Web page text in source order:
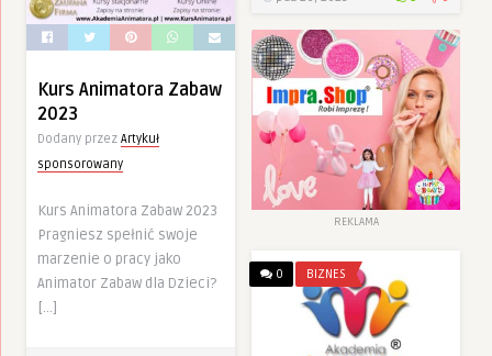
Kurs Animatora Zabaw
2023
Dodany przez Artykuł
sponsorowany
Kurs Animatora Zabaw 2023
Pragniesz spełnić swoje
marzenie o pracy jako
Animator Zabaw dla Dzieci?
[…]
REKLAMA
0 BIZNES